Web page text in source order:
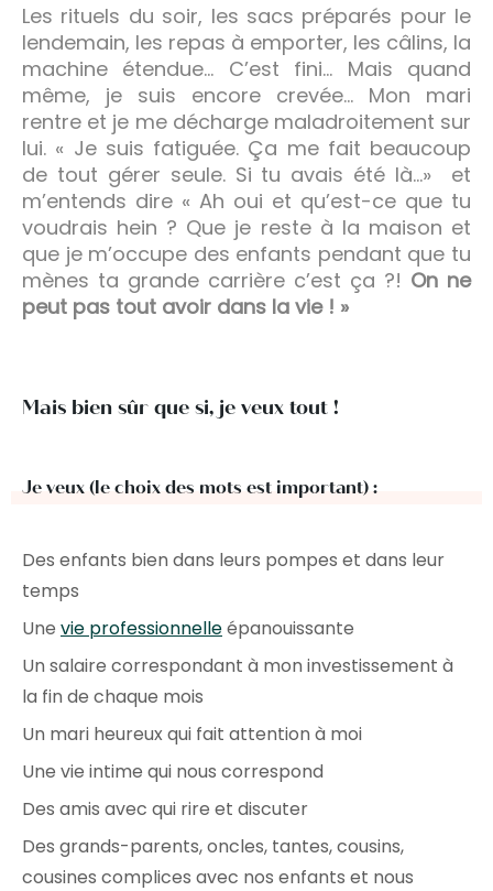
Les rituels du soir, les sacs préparés pour le
lendemain, les repas à emporter, les câlins, la
machine étendue… C’est fini… Mais quand
même, je suis encore crevée… Mon mari
rentre et je me décharge maladroitement sur
lui. « Je suis fatiguée. Ça me fait beaucoup
de tout gérer seule. Si tu avais été là…»
et
m’entends dire « Ah oui et qu’est-ce que tu
voudrais hein ? Que je reste à la maison et
que je m’occupe des enfants pendant que tu
mènes ta grande carrière c’est ça ?! On ne
peut pas tout avoir dans la vie ! »
Mais bien sûr que si, je veux tout !
Je veux (le choix des mots est important) :
Des enfants bien dans leurs pompes et dans leur
temps
Une vie professionnelleépanouissante
Un salaire correspondant à mon investissement à
la fin de chaque mois
Un mari heureux qui fait attention à moi
Une vie intime qui nous correspond
Des amis avec qui rire et discuter
Des grands-parents, oncles, tantes, cousins,
cousines complices avec nos enfants et nous